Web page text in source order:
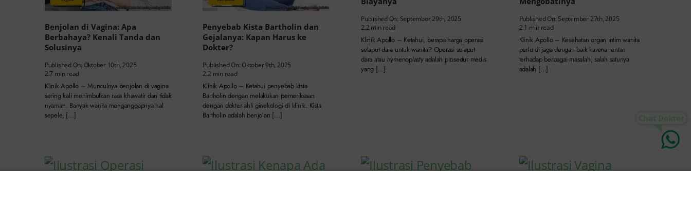
Benjolan di Vagina: Apa
Berbahaya? Kenali Tanda dan
Solusinya
Published On: Oktober 10th, 2025
2.7 min read
Klinik Apollo – Munculnya benjolan di vagina
sering kali menimbulkan rasa khawatir dan tidak
nyaman. Banyak wanita menganggapnya hal
sepele, […]
Penyebab Kista Bartholin dan
Gejalanya: Kapan Harus ke
Dokter?
Published On: Oktober 9th, 2025
2.2 min read
Klinik Apollo – Ketahui penyebab kista
Bartholin dengan melakukan pemeriksaan
dengan dokter ahli ginekologi di klinik. Kista
Bartholin adalah benjolan […]
Published On: September 29th, 2025
2.2 min read
Klinik Apollo – Ketahui, berapa harga operasi
selaput dara untuk wanita? Operasi selaput
dara atau hymenoplasty adalah prosedur medis
yang […]
Published On: September 27th, 2025
2.1 min read
Klinik Apollo – Kesehatan organ intim wanita
perlu di jaga dengan baik karena rentan
terhadap berbagai masalah, salah satunya
adalah […]